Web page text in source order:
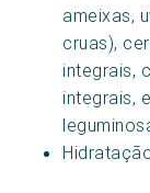
ameixas,
cruas),
integrais,
integrais,